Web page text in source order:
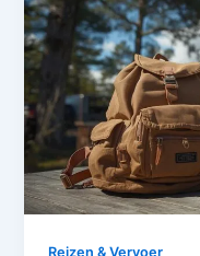
Reizen & Vervoer